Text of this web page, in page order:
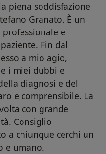
piena soddisfazione
Granato. È un
e
Fin dal
a mio agio,
i miei dubbi e
diagnosi e del
e comprensibile. La
con grande
Consiglio
a chiunque cerchi un
e umano.